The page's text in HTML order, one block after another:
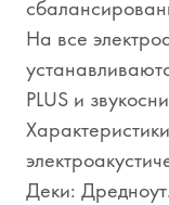
На все
PLUS и
Деки: